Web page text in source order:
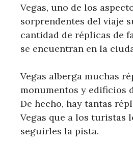
Vegas, uno de los
sorprendentes del viaje
cantidad de réplicas de
se encuentran en la
Vegas alberga muchas
monumentos y edificios
De hecho, hay tantas
Vegas que a los turistas
seguirles la pista.